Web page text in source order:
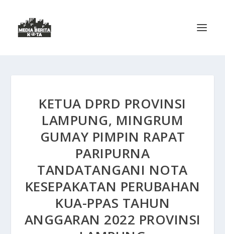
KETUA DPRD PROVINSI
LAMPUNG, MINGRUM
GUMAY PIMPIN RAPAT
PARIPURNA
TANDATANGANI NOTA
KESEPAKATAN PERUBAHAN
KUA-PPAS TAHUN
ANGGARAN 2022 PROVINSI